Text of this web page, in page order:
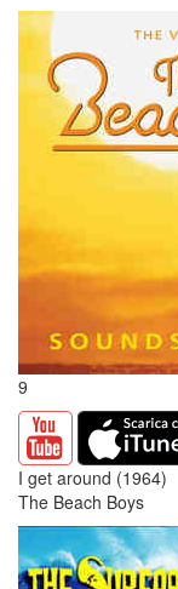
9
I get around (1964)
The Beach Boys